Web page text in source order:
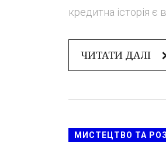
кредитна історія
ЧИТАТИ ДАЛІ
МИСТЕЦТВО ТА